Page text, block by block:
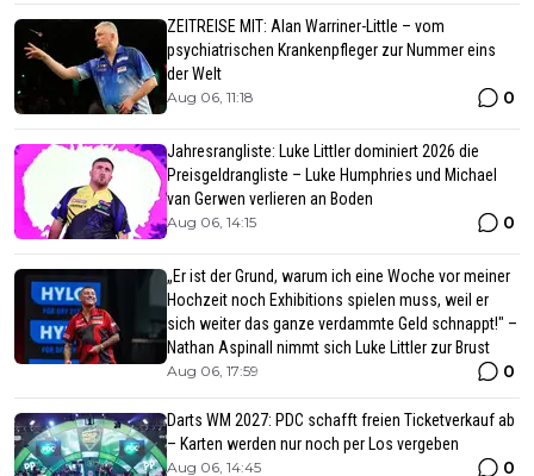
ZEITREISE MIT: Alan Warriner-Little – vom
psychiatrischen Krankenpfleger zur Nummer eins
der Welt
Aug 06, 11:18 0
Jahresrangliste: Luke Littler dominiert 2026 die
Preisgeldrangliste – Luke Humphries und Michael
van Gerwen verlieren an Boden
Aug 06, 14:15 0
„Er ist der Grund, warum ich eine Woche vor meiner
Hochzeit noch Exhibitions spielen muss, weil er
sich weiter das ganze verdammte Geld schnappt!" –
Nathan Aspinall nimmt sich Luke Littler zur Brust
Aug 06, 17:59 0
Darts WM 2027: PDC schafft freien Ticketverkauf ab
– Karten werden nur noch per Los vergeben
Aug 06, 14:45 0